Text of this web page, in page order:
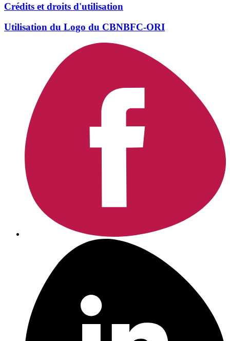
Crédits et droits d'utilisation
Utilisation du Logo du CBNBFC-ORI